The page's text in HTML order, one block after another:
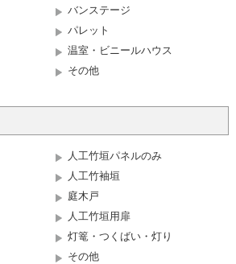
バンステージ
パレット
温室・ビニールハウス
その他
人工竹垣パネルのみ
人工竹袖垣
庭木戸
人工竹垣用扉
灯篭・つくばい・灯り
その他